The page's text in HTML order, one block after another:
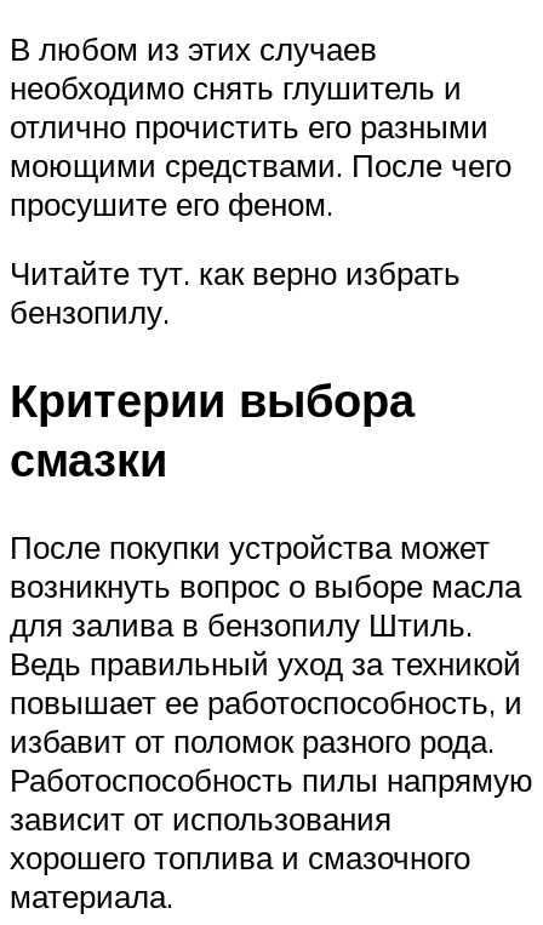
В любом из этих случаев
необходимо снять глушитель и
отлично прочистить его разными
моющими средствами. После чего
просушите его феном.
Читайте тут. как верно избрать
бензопилу.
Критерии выбора
смазки
После покупки устройства может
возникнуть вопрос о выборе масла
для залива в бензопилу Штиль.
Ведь правильный уход за техникой
повышает ее работоспособность, и
избавит от поломок разного рода.
Работоспособность пилы напрямую
зависит от использования
хорошего топлива и смазочного
материала.